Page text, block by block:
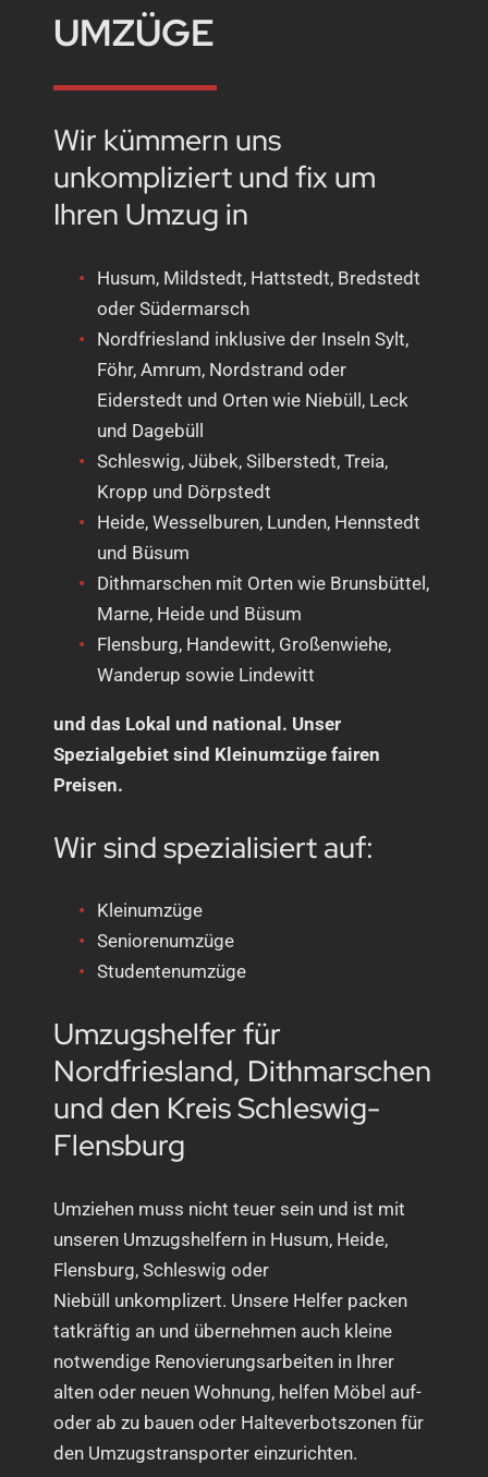
UMZÜGE
Wir kümmern uns
unkompliziert und fix um
Ihren Umzug in
Husum, Mildstedt, Hattstedt, Bredstedt
oder Südermarsch
Nordfriesland inklusive der Inseln Sylt,
Föhr, Amrum, Nordstrand oder
Eiderstedt und Orten wie Niebüll, Leck
und Dagebüll
Schleswig, Jübek, Silberstedt, Treia,
Kropp und Dörpstedt
Heide, Wesselburen, Lunden, Hennstedt
und Büsum
Dithmarschen mit Orten wie Brunsbüttel,
Marne, Heide und Büsum
Flensburg, Handewitt, Großenwiehe,
Wanderup sowie Lindewitt
und das Lokal und national. Unser
Spezialgebiet sind Kleinumzüge fairen
Preisen.
Wir sind spezialisiert auf:
Kleinumzüge
Seniorenumzüge
Studentenumzüge
Umzugshelfer für
Nordfriesland, Dithmarschen
und den Kreis Schleswig-
Flensburg
Umziehen muss nicht teuer sein und ist mit
unseren Umzugshelfern in Husum, Heide,
Flensburg, Schleswig oder
Niebüll unkomplizert. Unsere Helfer packen
tatkräftig an und übernehmen auch kleine
notwendige Renovierungsarbeiten in Ihrer
alten oder neuen Wohnung, helfen Möbel auf-
oder ab zu bauen oder Halteverbotszonen für
den Umzugstransporter einzurichten.